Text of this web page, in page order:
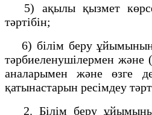
5) ақылы қызмет
тәртібін;
6) білім беру ұйымының
тәрбиеленушілермен және
аналарымен және өзге
қатынастарын ресімдеу
2. Білім беру